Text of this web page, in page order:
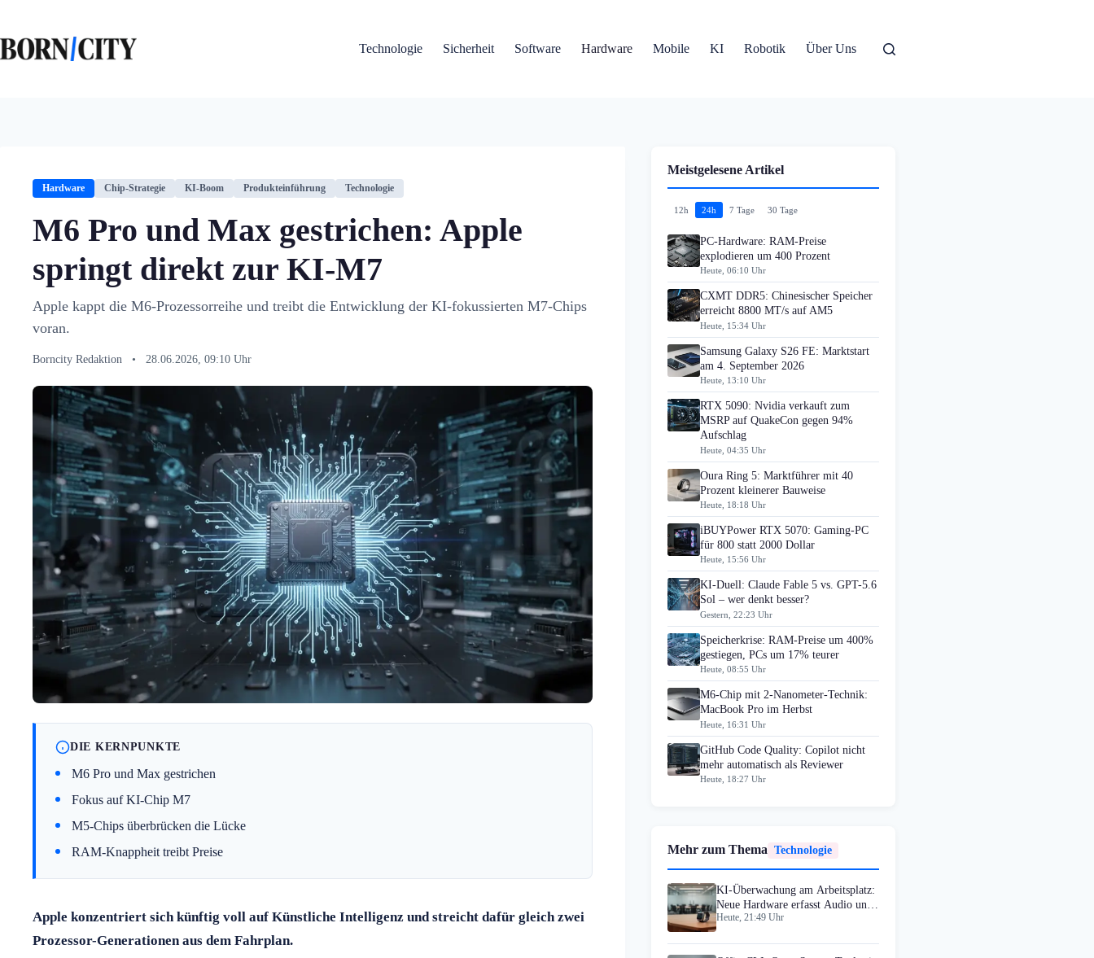
springen
Technologie
Sicherheit Software Hardware Mobile KI Robotik Über Uns
Hardware Chip-Strategie KI-Boom Produkteinführung Technologie
M6 Pro und Max gestrichen: Apple
springt direkt zur KI-M7
Apple kappt die M6-Prozessorreihe und treibt die Entwicklung der KI-fokussierten M7-Chips
voran.
Borncity Redaktion • 28.06.2026, 09:10 Uhr
DIE KERNPUNKTE
M6 Pro und Max gestrichen
Fokus auf KI-Chip M7
M5-Chips überbrücken die Lücke
RAM-Knappheit treibt Preise
Apple konzentriert sich künftig voll auf Künstliche Intelligenz und streicht dafür gleich zwei
Prozessor-Generationen aus dem Fahrplan.
Meistgelesene Artikel
12h 24h 7 Tage 30 Tage
PC-Hardware: RAM-Preise
explodieren um 400 Prozent
Heute, 06:10 Uhr
CXMT DDR5: Chinesischer Speicher
erreicht 8800 MT/s auf AM5
Heute, 15:34 Uhr
Samsung Galaxy S26 FE: Marktstart
am 4. September 2026
Heute, 13:10 Uhr
RTX 5090: Nvidia verkauft zum
MSRP auf QuakeCon gegen 94%
Aufschlag
Heute, 04:35 Uhr
Oura Ring 5: Marktführer mit 40
Prozent kleinerer Bauweise
Heute, 18:18 Uhr
iBUYPower RTX 5070: Gaming-PC
für 800 statt 2000 Dollar
Heute, 15:56 Uhr
KI-Duell: Claude Fable 5 vs. GPT-5.6
Sol – wer denkt besser?
Gestern, 22:23 Uhr
Speicherkrise: RAM-Preise um 400%
gestiegen, PCs um 17% teurer
Heute, 08:55 Uhr
M6-Chip mit 2-Nanometer-Technik:
MacBook Pro im Herbst
Heute, 16:31 Uhr
GitHub Code Quality: Copilot nicht
mehr automatisch als Reviewer
Heute, 18:27 Uhr
Mehr zum Thema Technologie
KI-Überwachung am Arbeitsplatz:
Neue Hardware erfasst Audio und
Video
Heute, 21:49 Uhr